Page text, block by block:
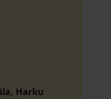
Harku